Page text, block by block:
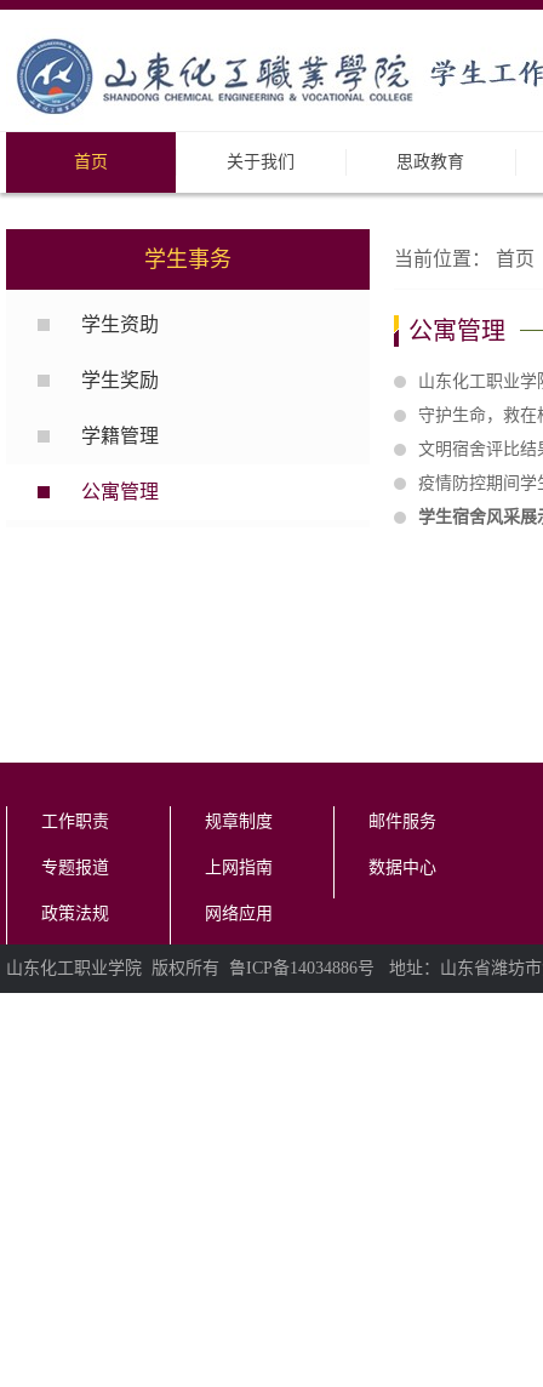
首页 关于我们 思政教育
学生事务
学生资助
学生奖励
学籍管理
公寓管理
当前位置： 首页
公寓管理
山东化工职业
守护生命，救在
文明宿舍评比结
疫情防控期间学
学生宿舍风采展
工作职责
专题报道
政策法规
规章制度
上网指南
网络应用
邮件服务
数据中心
山东化工职业学院 版权所有 鲁ICP备14034886号 地址：山东省潍坊